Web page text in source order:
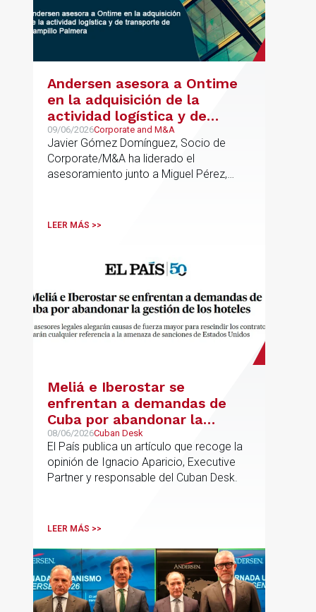
Andersen asesora a Ontime
en la adquisición de la
actividad logística y de
transporte de Campillo
Palmera
09/06/2026Corporate and M&A
Javier Gómez Domínguez, Socio de
Corporate/M&A ha liderado el
asesoramiento junto a Miguel Pérez,
LEER MÁS >>
Meliá e Iberostar se
enfrentan a demandas de
Cuba por abandonar la
gestión de los hoteles
08/06/2026Cuban Desk
El País publica un artículo que recoge la
opinión de Ignacio Aparicio, Executive
Partner y responsable del Cuban Desk.
LEER MÁS >>